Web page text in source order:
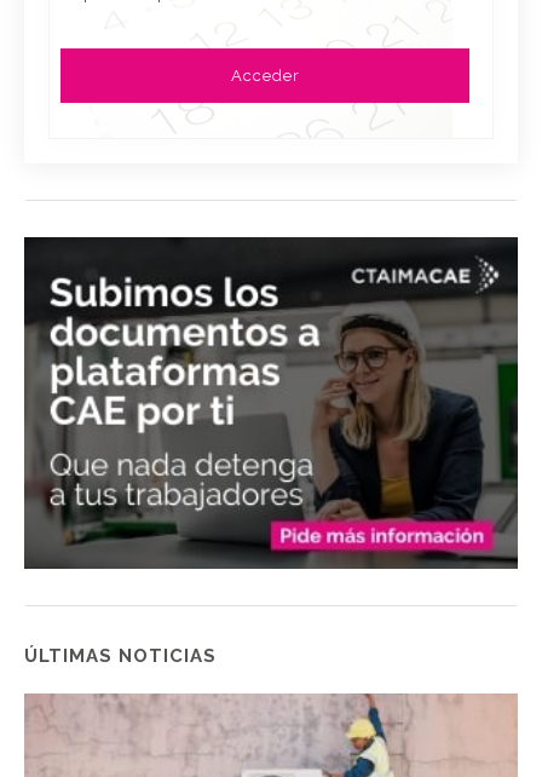
Acceder
ÚLTIMAS NOTICIAS